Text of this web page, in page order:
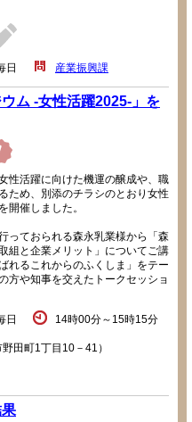
日 産業振興課
ム -女性活躍2025-」を
性活躍に向けた機運の醸成や、職
ため、別添のチラシのとおり女性
開催しました。
っておられる森永乳業様から「森
組と企業メリット」についてご講
れるこれからのふくしま」をテー
方や知事を交えたトークセッショ
日 14時00分～15時15分
田町1丁目10－41）